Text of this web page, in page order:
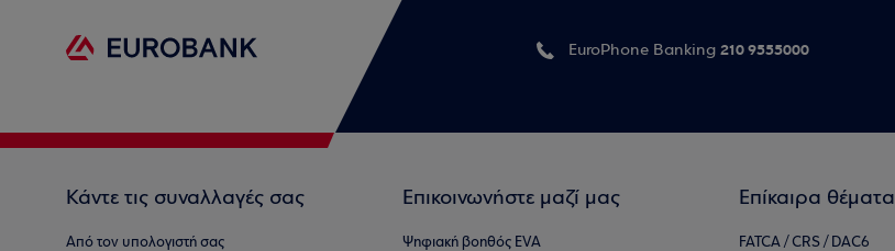
EuroPhone Banking 210 9555000
Κάντε τις συναλλαγές σας
Από τον υπολογιστή σας
Επικοινωνήστε μαζί μας
Ψηφιακή βοηθός EVA
Επίκαιρα θέματα
FATCA / CRS / DAC6